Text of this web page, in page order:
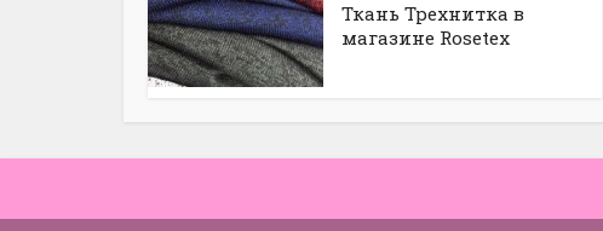
Ткань Трехнитка в
магазине Rosetex